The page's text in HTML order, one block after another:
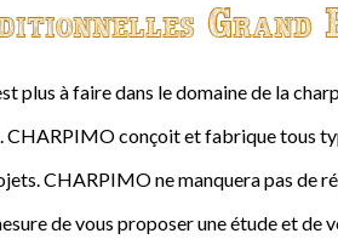
Grand
plus à faire dans le domaine de la
CHARPIMO conçoit et fabrique tous
CHARPIMO ne manquera pas de
de vous proposer une étude et de